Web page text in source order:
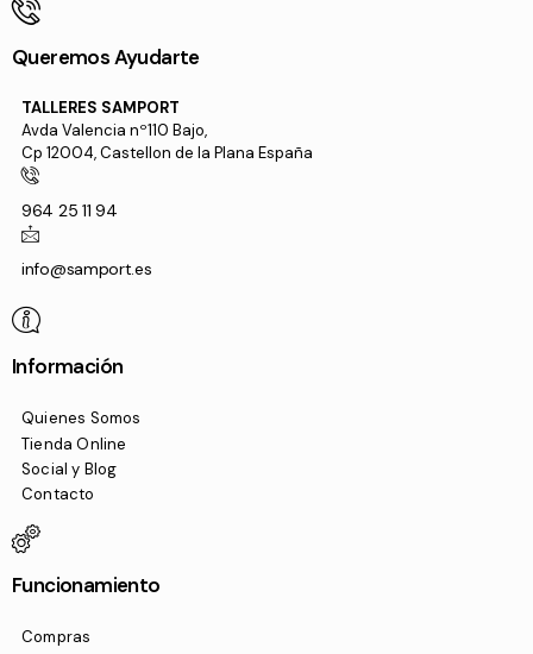
Queremos Ayudarte
TALLERES SAMPORT
Avda Valencia nº110 Bajo,
Cp 12004, Castellon de la Plana España
964 25 11 94
info@samport.es
Información
Quienes Somos
Tienda Online
Social y Blog
Contacto
Funcionamiento
Compras